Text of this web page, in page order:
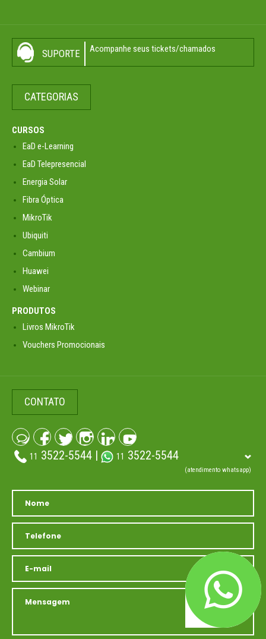
SUPORTE Acompanhe seus tickets/chamados
CATEGORIAS
CURSOS
EaD e-Learning
EaD Telepresencial
Energia Solar
Fibra Óptica
MikroTik
Ubiquiti
Cambium
Huawei
Webinar
PRODUTOS
Livros MikroTik
Vouchers Promocionais
CONTATO
11 3522-5544 | 11 3522-5544
(atendimento whatsapp)